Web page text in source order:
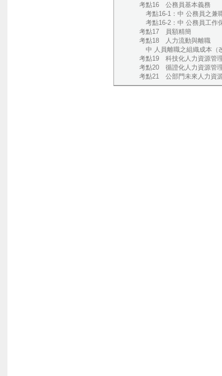
考點16 公務員基本義務
考點16-1：中 公務員之兼職
考點16-2：中 公務員工作保
考點17 員額精簡
考點18 人力流動與離職
中 人員離職之組織成本（改
考點19 科技化人力資源管
考點20 循證化人力資源管
考點21 公部門未來人力資源